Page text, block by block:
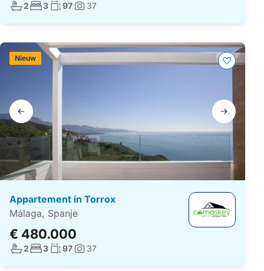
Aantal badkamers:
2Aantal slaapkamers:
3Woonoppervlakte:
97 Foto's:
37
Galerij
navigatie
Appartement in Torrox
Málaga, Spanje
€ 480.000
Nieuw
Aantal badkamers:
2Aantal slaapkamers:
3Woonoppervlakte:
97 Foto's:
37